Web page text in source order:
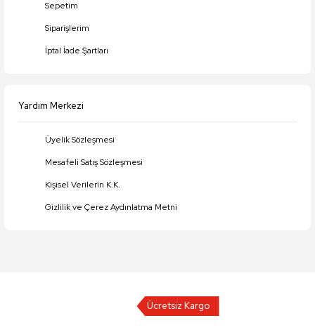
Sepetim
Siparişlerim
İptal İade Şartları
Yardım Merkezi
Üyelik Sözleşmesi
Mesafeli Satış Sözleşmesi
Kişisel Verilerin K.K.
Gizlilik ve Çerez Aydınlatma Metni
Ücretsiz Kargo